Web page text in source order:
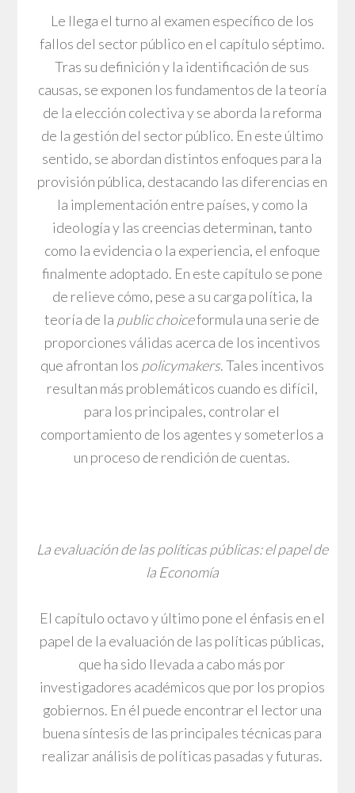
Le llega el turno al examen específico de los
fallos del sector público en el capítulo séptimo.
Tras su definición y la identificación de sus
causas, se exponen los fundamentos de la teoría
de la elección colectiva y se aborda la reforma
de la gestión del sector público. En este último
sentido, se abordan distintos enfoques para la
provisión pública, destacando las diferencias en
la implementación entre países, y como la
ideología y las creencias determinan, tanto
como la evidencia o la experiencia, el enfoque
finalmente adoptado. En este capítulo se pone
de relieve cómo, pese a su carga política, la
teoría de la public choiceformula una serie de
proporciones válidas acerca de los incentivos
que afrontan los policymakers. Tales incentivos
resultan más problemáticos cuando es difícil,
para los principales, controlar el
comportamiento de los agentes y someterlos a
un proceso de rendición de cuentas.
La evaluación de las políticas públicas: el papel de
la Economía
El capítulo octavo y último pone el énfasis en el
papel de la evaluación de las políticas públicas,
que ha sido llevada a cabo más por
investigadores académicos que por los propios
gobiernos. En él puede encontrar el lector una
buena síntesis de las principales técnicas para
realizar análisis de políticas pasadas y futuras.